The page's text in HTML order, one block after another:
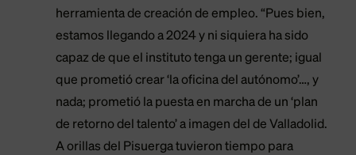
herramienta de creación de empleo. “Pues bien,
estamos llegando a 2024 y ni siquiera ha sido
capaz de que el instituto tenga un gerente; igual
que prometió crear ‘la oficina del autónomo’…, y
nada; prometió la puesta en marcha de un ‘plan
de retorno del talento’ a imagen del de Valladolid.
A orillas del Pisuerga tuvieron tiempo para